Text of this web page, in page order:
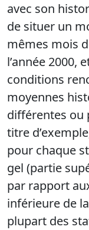
avec son
de situer un
mêmes mois
l’année 2000,
conditions
moyennes
différentes ou
titre
pour chaque
gel (partie
par rapport
inférieure de
plupart des